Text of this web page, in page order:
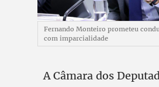
Fernando Monteiro prometeu
com imparcialidade
A Câmara dos